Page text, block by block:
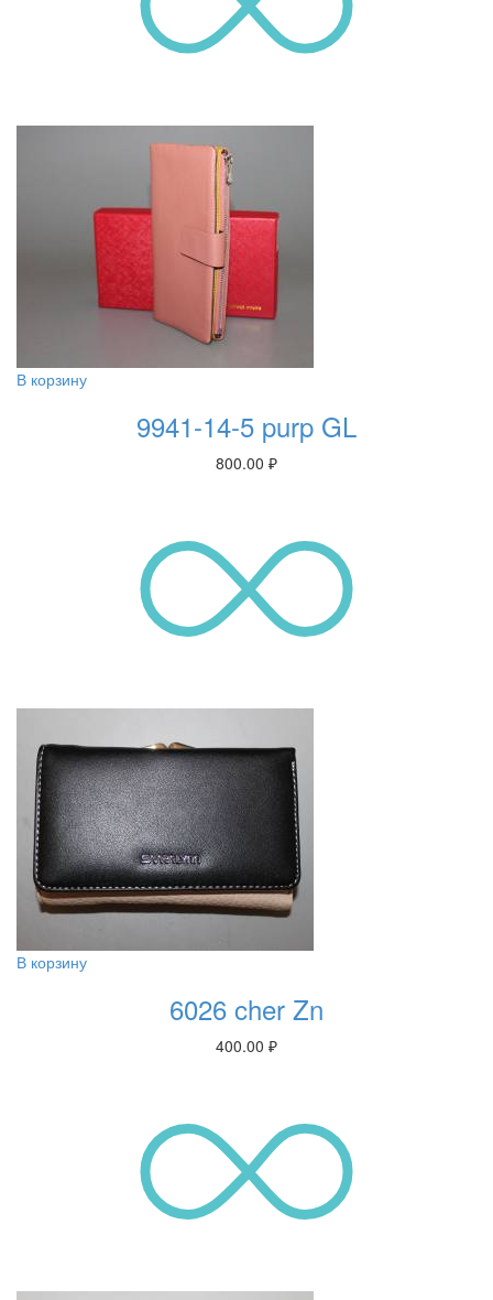
В корзину
9941-14-5 purp GL
800.00 ₽
В корзину
6026 cher Zn
400.00 ₽